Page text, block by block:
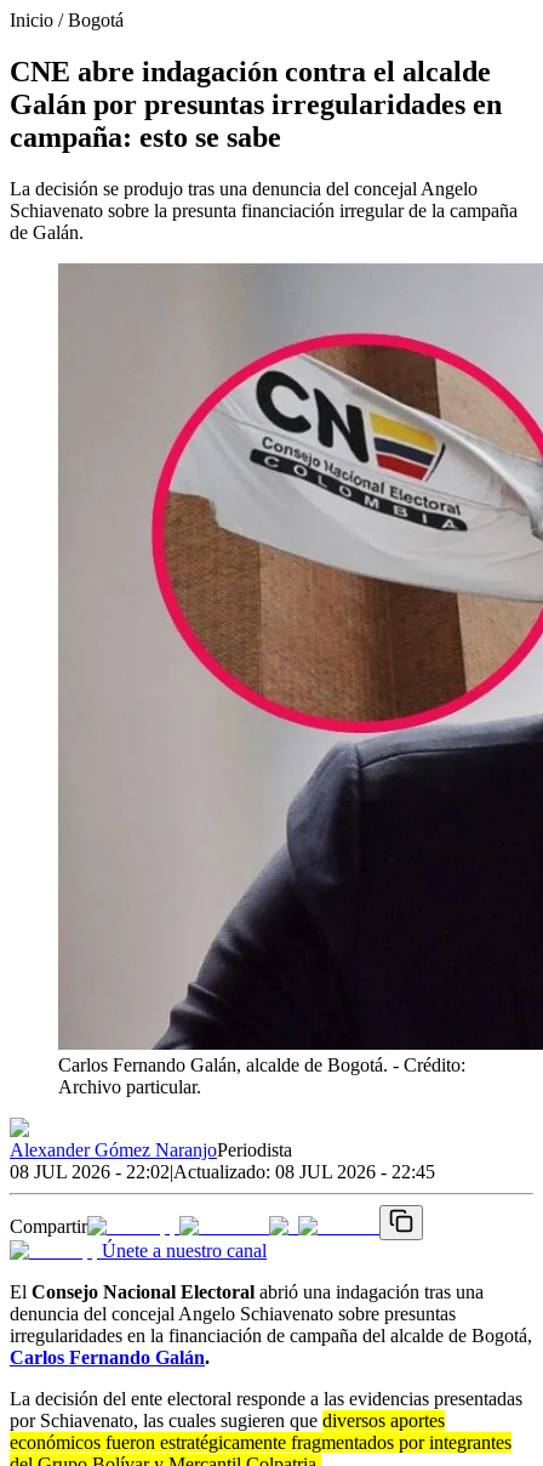
Inicio /Bogotá
CNE abre indagación contra el alcalde
Galán por presuntas irregularidades en
campaña: esto se sabe
La decisión se produjo tras una denuncia del concejal Angelo
Schiavenato sobre la presunta financiación irregular de la campaña
de Galán.
Carlos Fernando Galán, alcalde de Bogotá. - Crédito:
Archivo particular.
Alexander Gómez NaranjoPeriodista
08 JUL 2026 - 22:02|Actualizado: 08 JUL 2026 - 22:45
Compartir
Únete a nuestro canal
El Consejo Nacional Electoral abrió una indagación tras una
denuncia del concejal Angelo Schiavenato sobre presuntas
irregularidades en la financiación de campaña del alcalde de Bogotá,
Carlos Fernando Galán.
La decisión del ente electoral responde a las evidencias presentadas
por Schiavenato, las cuales sugieren que diversos aportes
económicos fueron estratégicamente fragmentados por integrantes